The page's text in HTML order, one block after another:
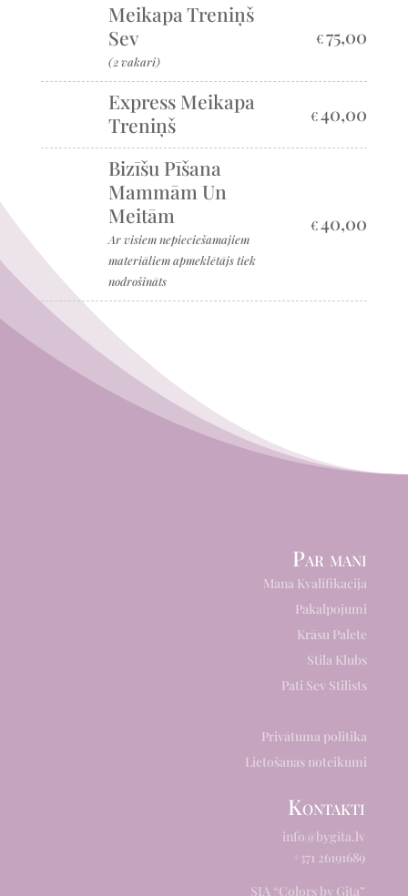
Meikapa Treniņš
Sev
(2 vakari)
€75,00
Express Meikapa
Treniņš
€40,00
Bizīšu Pīšana
Mammām Un
Meitām
Ar visiem nepieciešamajiem
materiāliem apmeklētājs tiek
nodrošināts
€40,00
Par mani
Mana Kvalifikacija
Pakalpojumi
Krāsu Palete
Stila Klubs
Pati Sev Stilists
Privātuma politika
Lietošanas noteikumi
Kontakti
info@bygita.lv
+371 26191689
SIA “Colors by Gita”